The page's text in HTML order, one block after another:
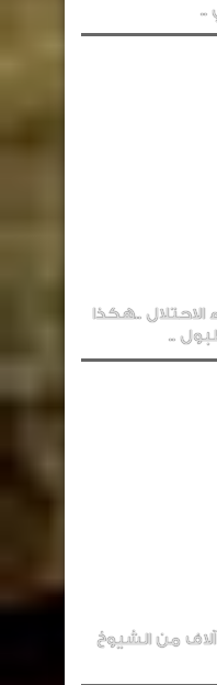
..
الاحتلال ..هكذا
..
من الشيوخ